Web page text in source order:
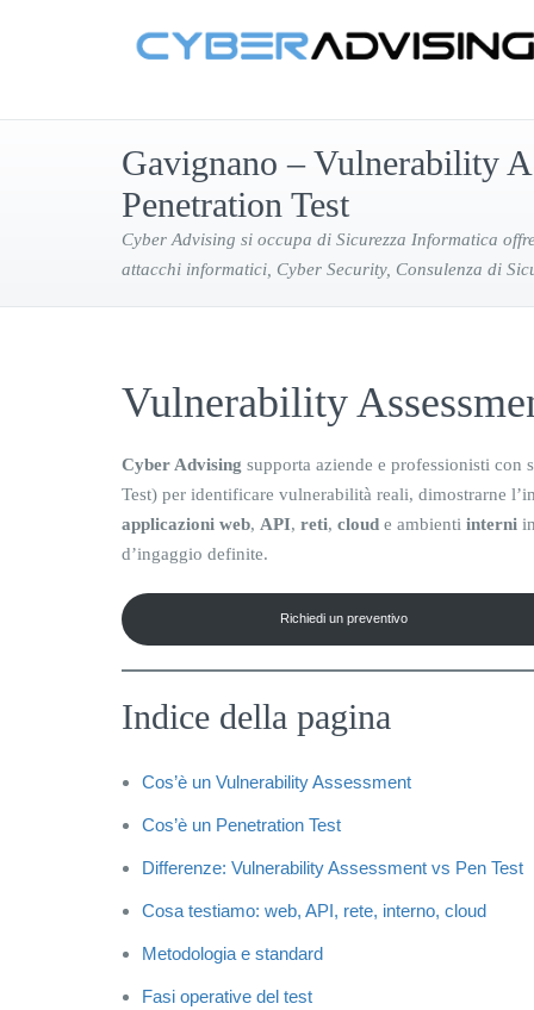
Gavignano – Vulnerability
Penetration Test
Cyber Advising si occupa di Sicurezza Informatica
attacchi informatici, Cyber Security, Consulenza di
Vulnerability
Cyber Advising supporta aziende e professionisti con
Test) per identificare vulnerabilità reali, dimostrarne
applicazioni web, API, reti, cloud e ambienti interni
d’ingaggio definite.
Richiedi un preventivo
Indice della pagina
Cos’è un Vulnerability Assessment
Cos’è un Penetration Test
Differenze: Vulnerability Assessment vs Pen Test
Cosa testiamo: web, API, rete, interno, cloud
Metodologia e standard
Fasi operative del test